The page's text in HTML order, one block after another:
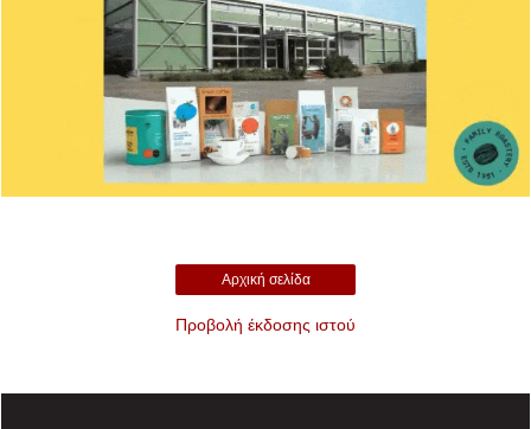
Αρχική σελίδα
Προβολή έκδοσης ιστού